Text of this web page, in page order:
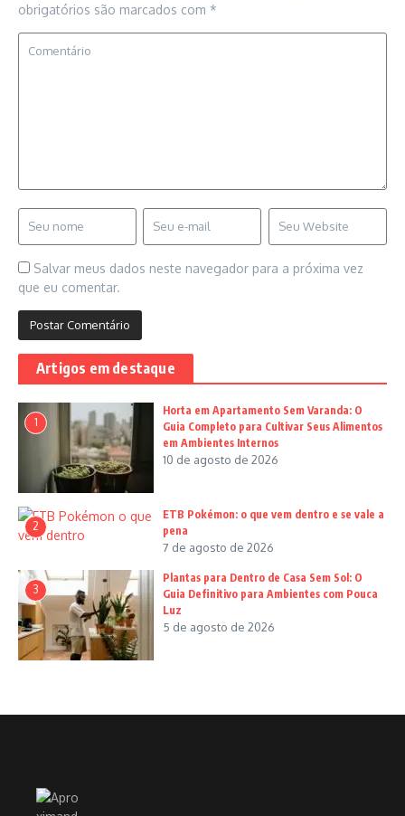
obrigatórios são marcados com *
Salvar meus dados neste navegador para a próxima vez
que eu comentar.
Artigos em destaque
1
Horta em Apartamento Sem Varanda: O
Guia Completo para Cultivar Seus Alimentos
em Ambientes Internos
10 de agosto de 2026
2
ETB Pokémon: o que vem dentro e se vale a
pena
7 de agosto de 2026
3
Plantas para Dentro de Casa Sem Sol: O
Guia Definitivo para Ambientes com Pouca
Luz
5 de agosto de 2026